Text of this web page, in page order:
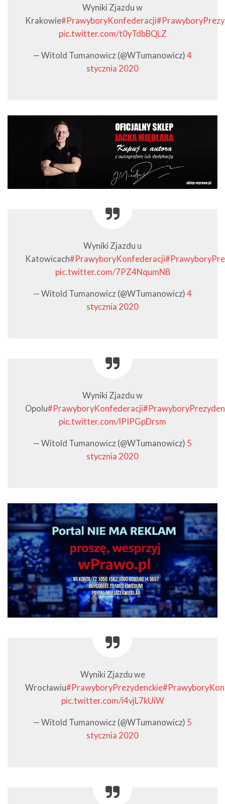
Wyniki Zjazdu w
Krakowie#PrawyboryKonfederacji
pic.twitter.com/t0yTdbBQLZ
— Witold Tumanowicz (@WTumanowicz) 4
stycznia 2020
Wyniki Zjazdu u
Katowicach#PrawyboryKonfederacji
pic.twitter.com/7PZ4NqumNB
— Witold Tumanowicz (@WTumanowicz) 4
stycznia 2020
Wyniki Zjazdu w
Opolu#PrawyboryKonfederacji
pic.twitter.com/lPIPGpDrsm
— Witold Tumanowicz (@WTumanowicz) 5
stycznia 2020
Wyniki Zjazdu we
Wrocławiu#PrawyboryPrezydenckie
pic.twitter.com/i4vjL7kUiW
— Witold Tumanowicz (@WTumanowicz) 5
stycznia 2020